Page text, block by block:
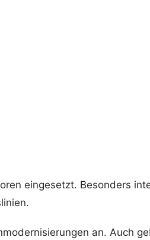
eingesetzt. Besonders
an. Auch